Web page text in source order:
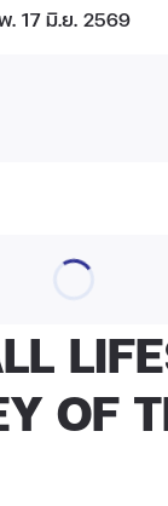
. 17 มิ.ย. 2569
OF